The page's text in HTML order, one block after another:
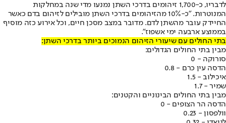
לדבריו, כ-1,700 זיהומים בדרכי השתן נמנעו מדי שנה במחלקות
המנוטרות. "כ-10% מהזיהומים בדרכי השתן מובילים לזיהום בדם כאשר
החיידק עובר מהשתן לדם. מדובר במצב מסכן חיים, וכל אירוע כזה מוסיף
בממוצע ארבעה ימי אשפוז".
בתי החולים עם שיעורי הזיהום הנמוכים ביותר בדרכי השתן:
מבין בתי החולים הגדולים:
סורוקה - 0
הדסה עין כרם - 0.8
איכילוב - 1.5
שמיר - 1.7
מבין בתי החולים הבינוניים והקטנים:
הדסה הר הצופים - 0
וולפסון - 0.23